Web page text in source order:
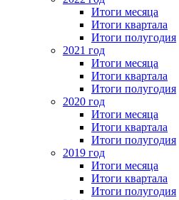
Итоги месяца
Итоги квартала
Итоги полугодия
2021 год
Итоги месяца
Итоги квартала
Итоги полугодия
2020 год
Итоги месяца
Итоги квартала
Итоги полугодия
2019 год
Итоги месяца
Итоги квартала
Итоги полугодия